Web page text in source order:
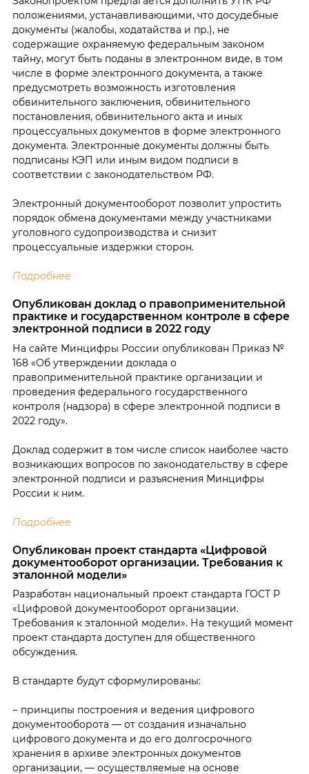
положениями, устанавливающими, что досудебные
документы (жалобы, ходатайства и пр.), не
содержащие охраняемую федеральным законом
тайну, могут быть поданы в электронном виде, в том
числе в форме электронного документа, а также
предусмотреть возможность изготовления
обвинительного заключения, обвинительного
постановления, обвинительного акта и иных
процессуальных документов в форме электронного
документа. Электронные документы должны быть
подписаны КЭП или иным видом подписи в
соответствии с законодательством РФ.
Электронный документооборот позволит упростить
порядок обмена документами между участниками
уголовного судопроизводства и снизит
процессуальные издержки сторон.
Подробнее
Опубликован доклад о правоприменительной
практике и государственном контроле в сфере
электронной подписи в 2022 году
На сайте Минцифры России опубликован Приказ №
168 «Об утверждении доклада о
правоприменительной практике организации и
проведения федерального государственного
контроля (надзора) в сфере электронной подписи в
2022 году».
Доклад содержит в том числе список наиболее часто
возникающих вопросов по законодательству в сфере
электронной подписи и разъяснения Минцифры
России к ним.
Подробнее
Опубликован проект стандарта «Цифровой
документооборот организации. Требования к
эталонной модели»
Разработан национальный проект стандарта ГОСТ Р
«Цифровой документооборот организации.
Требования к эталонной модели». На текущий момент
проект стандарта доступен для общественного
обсуждения.
В стандарте будут сформулированы:
− принципы построения и ведения цифрового
документооборота ― от создания изначально
цифрового документа и до его долгосрочного
хранения в архиве электронных документов
организации, ― осуществляемые на основе